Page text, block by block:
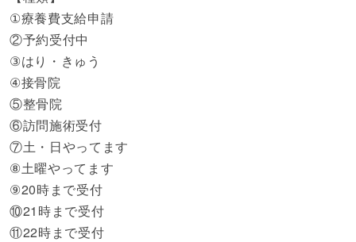
①療養費支給申請
②予約受付中
③はり・きゅう
④接骨院
⑤整骨院
⑥訪問施術受付
⑦土・日やってます
⑧土曜やってます
⑨20時まで受付
⑩21時まで受付
⑪22時まで受付